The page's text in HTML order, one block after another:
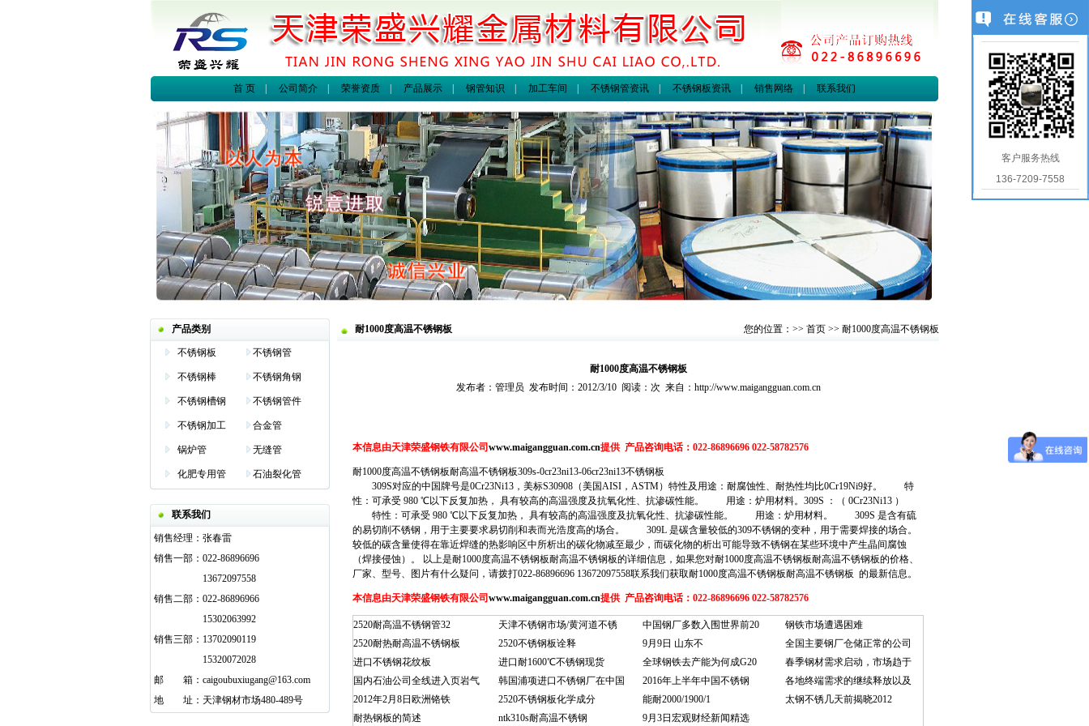
首 页| 公司简介| 荣誉资质| 产品展示| 钢管知识 加工车间 不锈钢管资讯| 不锈钢板资讯| 销售网络| 联系我们
产品类别
不锈钢板 不锈钢管
不锈钢棒 不锈钢角钢
不锈钢槽钢 不锈钢管件
不锈钢加工 合金管
锅炉管 无缝管
化肥专用管 石油裂化管
联系我们
销售经理： 张春雷
销售一部： 022-86896696
13672097558
销售二部： 022-86896966
15302063992
销售三部： 13702090119
15320072028
邮
箱： caigoubuxiugang@163.com
地
址： 天津钢材市场480-489号
耐1000度高温不锈钢板 您的位置：>> 首页 >> 耐1000度高温不锈钢板
耐1000度高温不锈钢板
发布者：管理员 发布时间：2012/3/10 阅读：次 来自：http://www.maigangguan.com.cn
本信息由天津荣盛钢铁有限公司 www.maigangguan.com.cn提供 产品咨询电话：022-86896696 022-58782576
耐1000度高温不锈钢板耐高温不锈钢板309s-0cr23ni13-06cr23ni13不锈钢板
309S对应的中国牌号是0Cr23Ni13，美标S30908（美国AISI，ASTM）特性及用途：耐腐蚀性、耐热性均比0Cr19Ni9好。 特
性：可承受 980 ℃以下反复加热， 具有较高的高温强度及抗氧化性、抗渗碳性能。 用途：炉用材料。309S ：（ 0Cr23Ni13 ）
特性：可承受 980 ℃以下反复加热， 具有较高的高温强度及抗氧化性、抗渗碳性能。 用途：炉用材料。 309S 是含有硫
的易切削不锈钢，用于主要要求易切削和表而光浩度高的场合。 309L 是碳含量较低的309不锈钢的变种，用于需要焊接的场合。
较低的碳含量使得在靠近焊缝的热影响区中所析出的碳化物减至最少，而碳化物的析出可能导致不锈钢在某些环境中产生晶间腐蚀
（焊接侵蚀）。 以上是耐1000度高温不锈钢板耐高温不锈钢板的详细信息，如果您对耐1000度高温不锈钢板耐高温不锈钢板的价格、
厂家、型号、图片有什么疑问，请拨打022-86896696 13672097558联系我们获取耐1000度高温不锈钢板耐高温不锈钢板 的最新信息。
本信息由天津荣盛钢铁有限公司 www.maigangguan.com.cn提供 产品咨询电话：022-86896696 022-58782576
2520耐高温不锈钢管32
2520耐热耐高温不锈钢板
进口不锈钢花纹板
国内石油公司全线进入页岩气
2012年2月8日欧洲铬铁
耐热钢板的简述
天津不锈钢市场/黄河道不锈
2520不锈钢板诠释
进口耐1600℃不锈钢现货
韩国浦项进口不锈钢厂在中国
2520不锈钢板化学成分
ntk310s耐高温不锈钢
中国钢厂多数入围世界前20
9月9日 山东不
全球钢铁去产能为何成G20
2016年上半年中国不锈钢
能耐2000/1900/1
9月3日宏观财经新闻精选
钢铁市场遭遇困难
全国主要钢厂仓储正常的公司
春季钢材需求启动，市场趋于
各地终端需求的继续释放以及
太钢不锈几天前揭晓2012
客户服务热线
136-7209-7558